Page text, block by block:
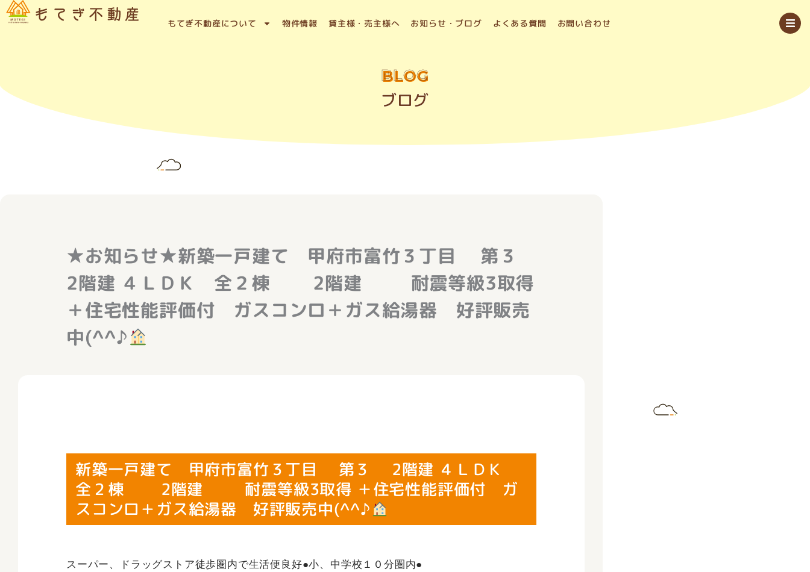
内
容
プ
もてぎ不動産について 物件情報 貸主様・売主様へ お知らせ・ブログ よくある質問 お問い合わせ
BLOG
ブログ
★お知らせ★新築一戸建て 甲府市富竹３丁目 第３
2階建 ４ＬＤＫ 全２棟 2階建 耐震等級3取得
＋住宅性能評価付 ガスコンロ＋ガス給湯器 好評販売
中(^^♪
新築一戸建て 甲府市富竹３丁目 第３ 2階建 ４ＬＤＫ
全２棟 2階建 耐震等級3取得 ＋住宅性能評価付 ガ
スコンロ＋ガス給湯器 好評販売中(^^♪
スーパー、ドラッグストア徒歩圏内で生活便良好●小、中学校１０分圏内●